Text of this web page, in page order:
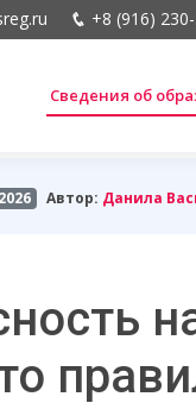
+8 (916)
Сведения об
Автор: Данила